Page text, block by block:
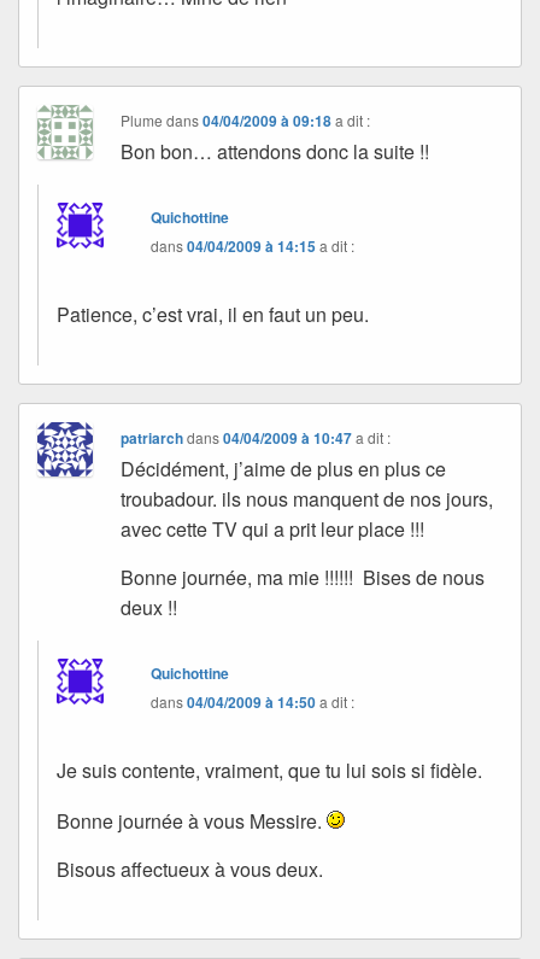
Plume dans04/04/2009 à 09:18 a dit :
Bon bon… attendons donc la suite !!
Quichottine
dans04/04/2009 à 14:15a dit :
Patience, c’est vrai, il en faut un peu.
patriarchdans04/04/2009 à 10:47 a dit :
Décidément, j’aime de plus en plus ce
troubadour. ils nous manquent de nos jours,
avec cette TV qui a prit leur place !!!
Bonne journée, ma mie !!!!!! Bises de nous
deux !!
Quichottine
dans04/04/2009 à 14:50a dit :
Je suis contente, vraiment, que tu lui sois si fidèle.
Bonne journée à vous Messire.
Bisous affectueux à vous deux.